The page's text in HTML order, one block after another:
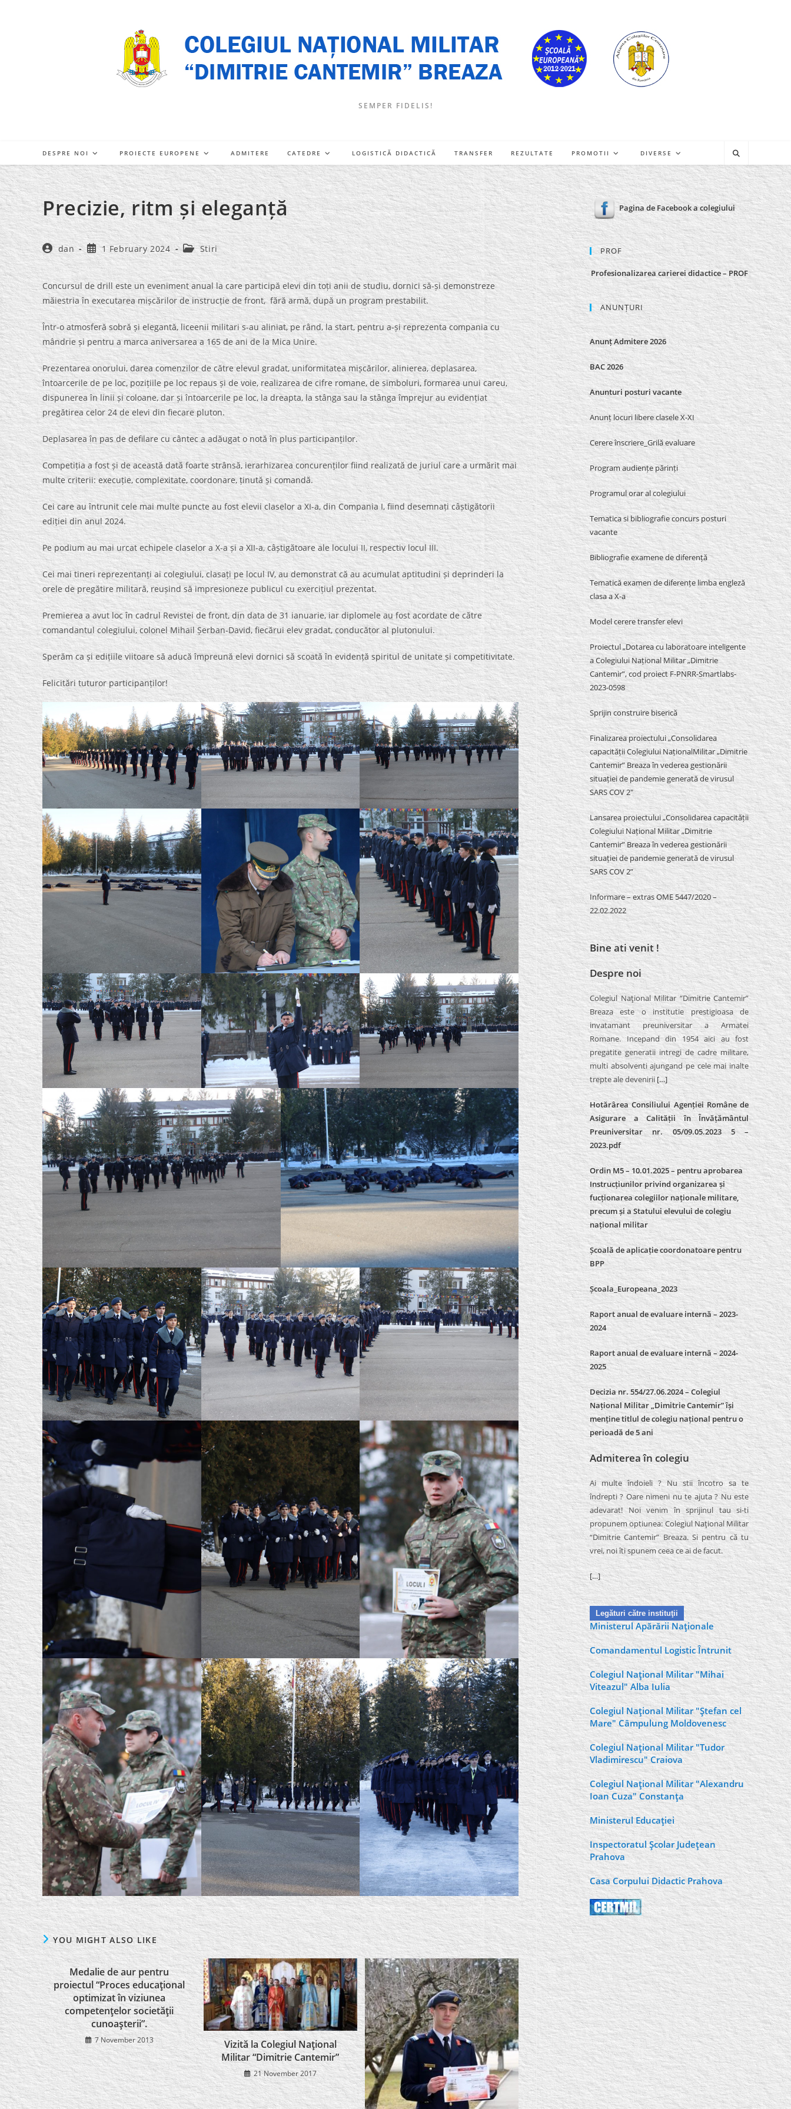
SEMPER FIDELIS!
DESPRE NOI PROIECTE EUROPENE ADMITERE CATEDRE LOGISTICĂ DIDACTICĂ TRANSFER REZULTATE PROMOTII DIVERSE
Precizie, ritm și eleganță
Post
author:
dan
Post
published:
1 February 2024
Post
category:
Stiri
Concursul de drill este un eveniment anual la care participă elevi din toți anii de studiu, dornici să-și demonstreze
măiestria în executarea mișcărilor de instrucție de front, fără armă, după un program prestabilit.
Într-o atmosferă sobră și elegantă, liceenii militari s-au aliniat, pe rând, la start, pentru a-și reprezenta compania cu
mândrie și pentru a marca aniversarea a 165 de ani de la Mica Unire.
Prezentarea onorului, darea comenzilor de către elevul gradat, uniformitatea mișcărilor, alinierea, deplasarea,
întoarcerile de pe loc, pozițiile pe loc repaus și de voie, realizarea de cifre romane, de simboluri, formarea unui careu,
dispunerea în linii și coloane, dar și întoarcerile pe loc, la dreapta, la stânga sau la stânga împrejur au evidențiat
pregătirea celor 24 de elevi din fiecare pluton.
Deplasarea în pas de defilare cu cântec a adăugat o notă în plus participanților.
Competiția a fost și de această dată foarte strânsă, ierarhizarea concurenților fiind realizată de juriul care a urmărit mai
multe criterii: execuție, complexitate, coordonare, ținută și comandă.
Cei care au întrunit cele mai multe puncte au fost elevii claselor a XI-a, din Compania I, fiind desemnați câștigătorii
ediției din anul 2024.
Pe podium au mai urcat echipele claselor a X-a și a XII-a, câștigătoare ale locului II, respectiv locul III.
Cei mai tineri reprezentanți ai colegiului, clasați pe locul IV, au demonstrat că au acumulat aptitudini și deprinderi la
orele de pregătire militară, reușind să impresioneze publicul cu exercițiul prezentat.
Premierea a avut loc în cadrul Revistei de front, din data de 31 ianuarie, iar diplomele au fost acordate de către
comandantul colegiului, colonel Mihail Șerban-David, fiecărui elev gradat, conducător al plutonului.
Sperăm ca și edițiile viitoare să aducă împreună elevi dornici să scoată în evidență spiritul de unitate și competitivitate.
Felicitări tuturor participanților!
YOU MIGHT ALSO LIKE
Medalie de aur pentru
proiectul “Proces educaţional
optimizat în viziunea
competenţelor societăţii
cunoaşterii”.
7 November 2013
Vizită la Colegiul Naţional
Militar “Dimitrie Cantemir”
21 November 2017
Pagina de Facebook a colegiului
PROF
Profesionalizarea carierei didactice – PROF
ANUNȚURI
Anunț Admitere 2026
BAC 2026
Anunturi posturi vacante
Anunț locuri libere clasele X-XI
Cerere înscriere_Grilă evaluare
Program audiențe părinți
Programul orar al colegiului
Tematica si bibliografie concurs posturi
vacante
Bibliografie examene de diferență
Tematică examen de diferențe limba engleză
clasa a X-a
Model cerere transfer elevi
Proiectul „Dotarea cu laboratoare inteligente
a Colegiului Național Militar „Dimitrie
Cantemir”, cod proiect F-PNRR-Smartlabs-
2023-0598
Sprijin construire biserică
Finalizarea proiectului „Consolidarea
capacității Colegiului NaționalMilitar „Dimitrie
Cantemir” Breaza în vederea gestionării
situației de pandemie generată de virusul
SARS COV 2″
Lansarea proiectului „Consolidarea capacității
Colegiului Național Militar „Dimitrie
Cantemir” Breaza în vederea gestionării
situației de pandemie generată de virusul
SARS COV 2”
Informare – extras OME 5447/2020 –
22.02.2022
Bine ati venit !
Despre noi
Colegiul Naţional Militar “Dimitrie Cantemir”
Breaza este o institutie prestigioasa de
invatamant preuniversitar a Armatei
Romane. Incepand din 1954 aici au fost
pregatite generatii intregi de cadre militare,
multi absolventi ajungand pe cele mai inalte
trepte ale devenirii […]
Hotărârea Consiliului Agenției Române de
Asigurare a Calității în Învățământul
Preuniversitar nr. 05/09.05.2023 5 –
2023.pdf
Ordin M5 – 10.01.2025 – pentru aprobarea
Instrucțiunilor privind organizarea și
fucționarea colegiilor naționale militare,
precum și a Statului elevului de colegiu
național militar
Școală de aplicație coordonatoare pentru
BPP
Școala_Europeana_2023
Raport anual de evaluare internă – 2023-
2024
Raport anual de evaluare internă –2024-
2025
Decizia nr. 554/27.06.2024 – Colegiul
Național Militar „Dimitrie Cantemir” își
menține titlul de colegiu național pentru o
perioadă de 5 ani
Admiterea în colegiu
Ai multe îndoieli ? Nu stii încotro sa te
îndrepti ? Oare nimeni nu te ajuta ? Nu este
adevarat! Noi venim în sprijinul tau si-ti
propunem optiunea: Colegiul Naţional Militar
“Dimitrie Cantemir” Breaza. Si pentru că tu
vrei, noi îti spunem ceea ce ai de facut.
[…]
Legături către instituţii
Ministerul Apărării Naţionale
Comandamentul Logistic Întrunit
Colegiul Naţional Militar "Mihai
Viteazul" Alba Iulia
Colegiul Naţional Militar "Ştefan cel
Mare" Câmpulung Moldovenesc
Colegiul Naţional Militar "Tudor
Vladimirescu" Craiova
Colegiul Naţional Militar "Alexandru
Ioan Cuza" Constanţa
Ministerul Educaţiei
Inspectoratul Şcolar Judeţean
Prahova
Casa Corpului Didactic Prahova